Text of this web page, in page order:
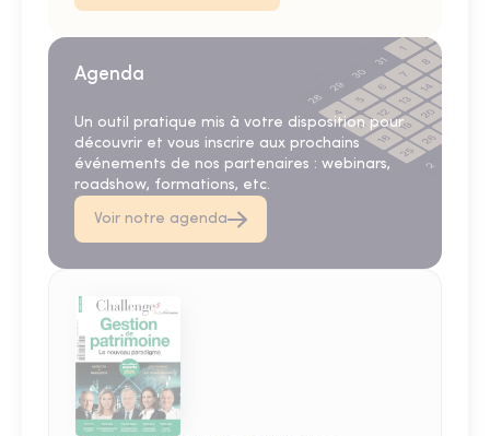
Agenda
Un outil pratique mis à votre disposition pour
découvrir et vous inscrire aux prochains
événements de nos partenaires : webinars,
roadshow, formations, etc.
Voir notre agenda